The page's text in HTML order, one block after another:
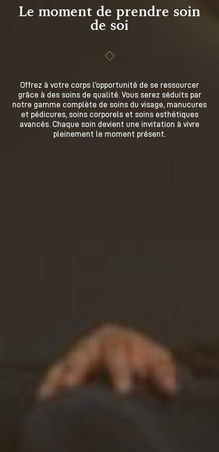
Le moment de prendre soin
de soi
Offrez à votre corps l’opportunité de se ressourcer
grâce à des soins de qualité. Vous serez séduits par
notre gamme complète de soins du visage, manucures
et pédicures, soins corporels et soins esthétiques
avancés. Chaque soin devient une invitation à vivre
pleinement le moment présent.